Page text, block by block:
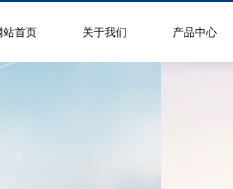
站首页 关于我们 产品中心